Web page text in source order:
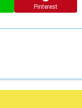
Pinterest